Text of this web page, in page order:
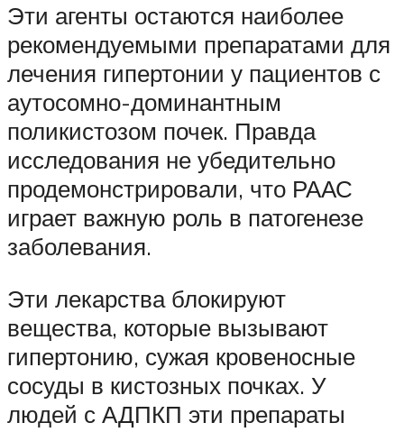
Эти агенты остаются наиболее
рекомендуемыми препаратами для
лечения гипертонии у пациентов с
аутосомно-доминантным
поликистозом почек. Правда
исследования не убедительно
продемонстрировали, что РААС
играет важную роль в патогенезе
заболевания.
Эти лекарства блокируют
вещества, которые вызывают
гипертонию, сужая кровеносные
сосуды в кистозных почках. У
людей с АДПКП эти препараты